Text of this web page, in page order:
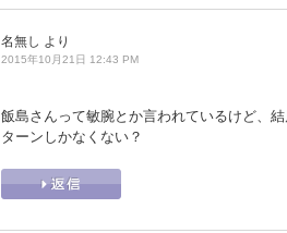
名無し より
2015年10月21日 12:43 PM
飯島さんって敏腕とか言われているけど、
ターンしかなくない？